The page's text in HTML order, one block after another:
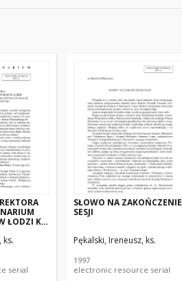
ŁODZI KS.
98
ks.
electronic resource serial
SŁOWO NA ZAKOŃCZENIE
SESJI
Pękalski, Ireneusz, ks.
1997
electronic resource serial